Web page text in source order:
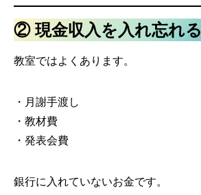
② 現金収入を入れ忘れる
教室ではよくあります。
・月謝手渡し
・教材費
・発表会費
銀行に入れていないお金です。